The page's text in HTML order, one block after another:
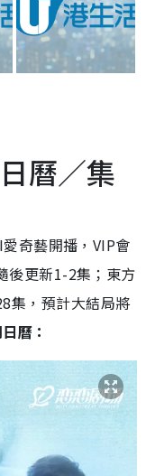
曆／集
奇藝開播，VIP會
後更新1-2集；東方
集，預計大結局將
曆：